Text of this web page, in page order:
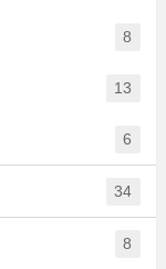
8
13
6
34
8